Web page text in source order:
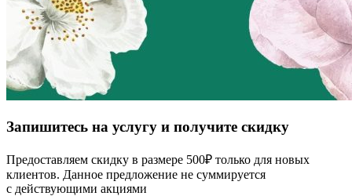
Запишитесь на услугу и получите скидку
Предоставляем скидку в размере 500₽ только для новых
клиентов. Данное предложение не суммируется
с действующими акциями